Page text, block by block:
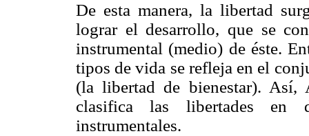
De esta manera, la libertad
lograr el desarrollo, que se
instrumental (medio) de éste.
tipos de vida se refleja en el
(la libertad de bienestar). Así,
clasifica las libertades en
instrumentales.